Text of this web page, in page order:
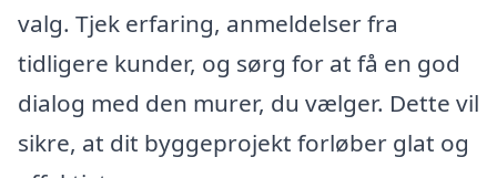
valg. Tjek erfaring, anmeldelser fra
tidligere kunder, og sørg for at få en god
dialog med den murer, du vælger. Dette vil
sikre, at dit byggeprojekt forløber glat og